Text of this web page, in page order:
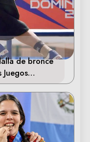
de bronce